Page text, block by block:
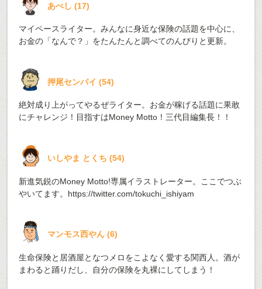
あべし(17)
マイペースライター。みんなに身近な保険の話題を中心に、
お金の「なんで？」をたんたんと調べてのんびりと更新。
押尾センパイ(54)
絶対成り上がってやるぜライター。お金が稼げる話題に果敢
にチャレンジ！目指すはMoney Motto！三代目編集長！！
いしやま とくち(54)
新進気鋭のMoney Motto!専属イラストレーター。ここでつぶ
やいてます。 https://twitter.com/tokuchi_ishiyam
マンモス西やん(6)
生命保険と居酒屋となつメロをこよなく愛する関西人。酒が
まわると踊りだし、自分の保険を丸裸にしてしまう！